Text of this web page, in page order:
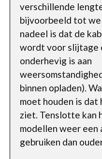
verschillende
bijvoorbeeld tot
nadeel is dat de
wordt voor slijtage
onderhevig is aan
binnen opladen).
moet houden is
ziet. Tenslotte kan
modellen weer
gebruiken dan